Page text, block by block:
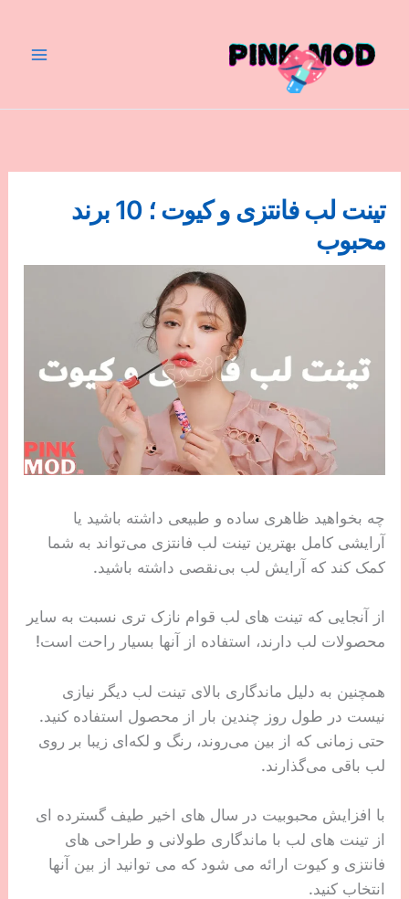
محتوا
تینت لب فانتزی و کیوت ؛ 10 برند
محبوب
چه بخواهید ظاهری ساده و طبیعی داشته باشید یا
آرایشی کامل بهترین تینت لب فانتزی می‌تواند به شما
کمک کند که آرایش لب بی‌نقصی داشته باشید.
از آنجایی که تینت های لب قوام نازک تری نسبت به سایر
محصولات لب دارند، استفاده از آنها بسیار راحت است!
همچنین به دلیل ماندگاری بالای تینت لب دیگر نیازی
نیست در طول روز چندین بار از محصول استفاده کنید.
حتی زمانی که از بین می‌روند، رنگ و لکه‌ای زیبا بر روی
لب باقی می‌گذارند.
با افزایش محبوبیت در سال های اخیر طیف گسترده ای
از تینت های لب با ماندگاری طولانی و طراحی های
فانتزی و کیوت ارائه می شود که می توانید از بین آنها
انتخاب کنید.